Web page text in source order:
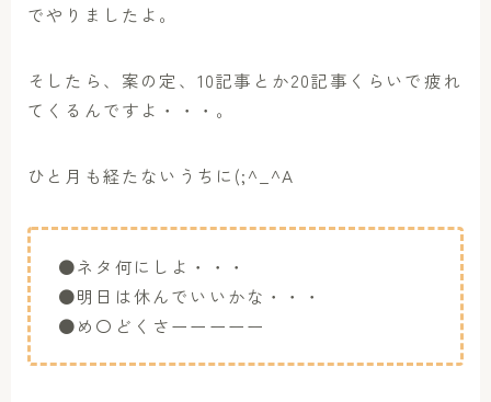
でやりましたよ。
そしたら、案の定、10記事とか20記事くらいで疲れ
てくるんですよ・・・。
ひと月も経たないうちに(;^_^A
●ネタ何にしよ・・・
●明日は休んでいいかな・・・
●め〇どくさーーーーー